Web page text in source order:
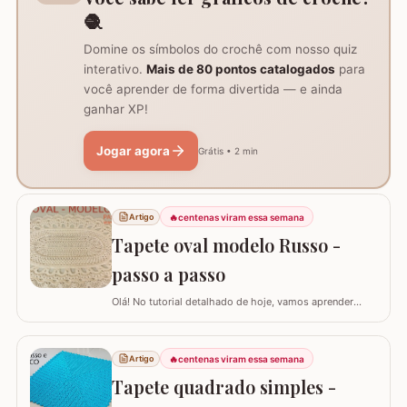
🧶
Domine os símbolos do crochê com nosso quiz
interativo. Mais de 80 pontos catalogados para
você aprender de forma divertida — e ainda
ganhar XP!
Jogar agora Grátis • 2 min
Artigo 🔥centenas viram essa semana
Tapete oval modelo Russo -
passo a passo
Olá! No tutorial detalhado de hoje, vamos aprender
RUSSO. Recentemente, postamos aqui no blog a versão
redonda deste modelo, e você pode conferir clicando
AQUI. Este é um trabalho clássico que combina com
vários ambientes e é uma excelente…
Artigo 🔥centenas viram essa semana
Tapete quadrado simples -